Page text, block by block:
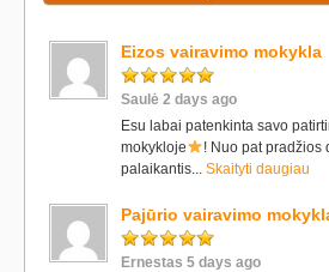
Eizos vairavimo mokykla
Saulė 2 days ago
Esu labai patenkinta savo
mokykloje
! Nuo pat pradžios
palaikantis... Skaityti daugiau
Pajūrio vairavimo
Ernestas 5 days ago